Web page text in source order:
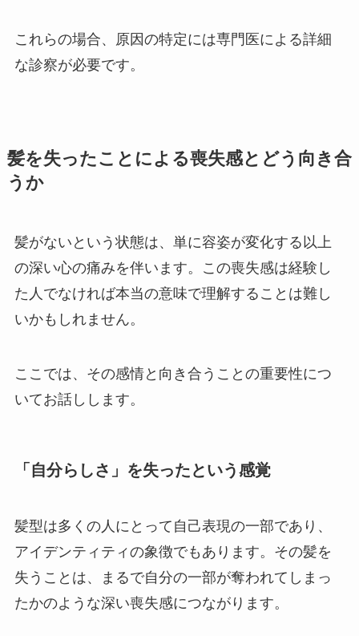
これらの場合、原因の特定には専門医による詳細
な診察が必要です。
髪を失ったことによる喪失感とどう向き合
うか
髪がないという状態は、単に容姿が変化する以上
の深い心の痛みを伴います。この喪失感は経験し
た人でなければ本当の意味で理解することは難し
いかもしれません。
ここでは、その感情と向き合うことの重要性につ
いてお話しします。
「自分らしさ」を失ったという感覚
髪型は多くの人にとって自己表現の一部であり、
アイデンティティの象徴でもあります。その髪を
失うことは、まるで自分の一部が奪われてしまっ
たかのような深い喪失感につながります。